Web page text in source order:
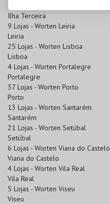
2 Lojas - Worten Ilha Terceira
Ilha Terceira
9 Lojas - Worten Leiria
Leiria
25 Lojas - Worten Lisboa
Lisboa
4 Lojas - Worten Portalegre
Portalegre
37 Lojas - Worten Porto
Porto
13 Lojas - Worten Santarém
Santarém
21 Lojas - Worten Setúbal
Setúbal
6 Lojas - Worten Viana do Castelo
Viana do Castelo
4 Lojas - Worten Vila Real
Vila Real
5 Lojas - Worten Viseu
Viseu